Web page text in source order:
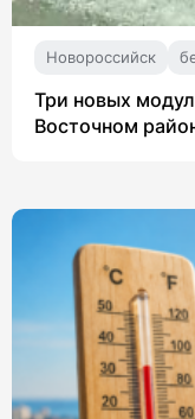
Новороссийск
Три новых
Восточном